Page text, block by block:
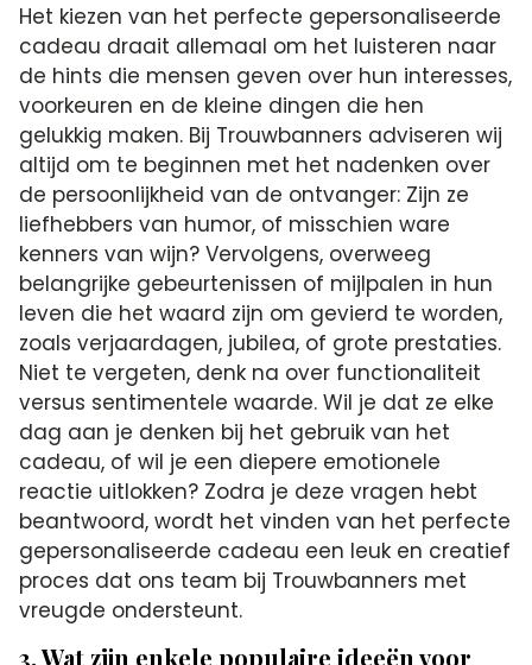
Het kiezen van het perfecte gepersonaliseerde
cadeau draait allemaal om het luisteren naar
de hints die mensen geven over hun interesses,
voorkeuren en de kleine dingen die hen
gelukkig maken. Bij Trouwbanners adviseren wij
altijd om te beginnen met het nadenken over
de persoonlijkheid van de ontvanger: Zijn ze
liefhebbers van humor, of misschien ware
kenners van wijn? Vervolgens, overweeg
belangrijke gebeurtenissen of mijlpalen in hun
leven die het waard zijn om gevierd te worden,
zoals verjaardagen, jubilea, of grote prestaties.
Niet te vergeten, denk na over functionaliteit
versus sentimentele waarde. Wil je dat ze elke
dag aan je denken bij het gebruik van het
cadeau, of wil je een diepere emotionele
reactie uitlokken? Zodra je deze vragen hebt
beantwoord, wordt het vinden van het perfecte
gepersonaliseerde cadeau een leuk en creatief
proces dat ons team bij Trouwbanners met
vreugde ondersteunt.
3. Wat zijn enkele populaire ideeën voor